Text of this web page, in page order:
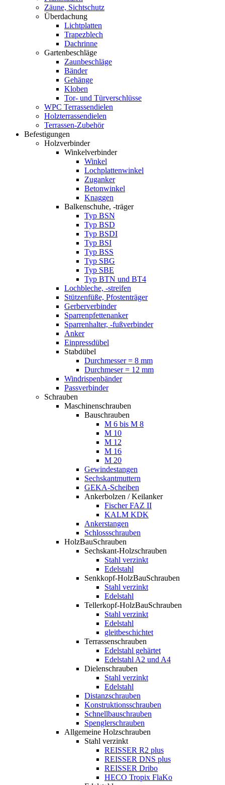
Zäune, Sichtschutz
Überdachung
Lichtplatten
Trapezblech
Dachrinne
Gartenbeschläge
Zaunbeschläge
Bänder
Gehänge
Kloben
Tor- und Türverschlüsse
WPC Terrassendielen
Holzterrassendielen
Terrassen-Zubehör
Befestigungen
Holzverbinder
Winkelverbinder
Winkel
Lochplattenwinkel
Zuganker
Betonwinkel
Knaggen
Balkenschuhe, -träger
Typ BSN
Typ BSD
Typ BSDI
Typ BSI
Typ BSS
Typ SBG
Typ SBE
Typ BTN und BT4
Lochbleche, -streifen
Stützenfüße, Pfostenträger
Gerberverbinder
Sparrenpfettenanker
Sparrenhalter, -fußverbinder
Anker
Einpressdübel
Stabdübel
Durchmesser = 8 mm
Durchmeser = 12 mm
Windrispenbänder
Passverbinder
Schrauben
Maschinenschrauben
Bauschrauben
M 6 bis M 8
M 10
M 12
M 16
M 20
Gewindestangen
Sechskantmuttern
GEKA-Scheiben
Ankerbolzen / Keilanker
Fischer FAZ II
KALM KDK
Ankerstangen
Schlossschrauben
HolzBauSchrauben
Sechskant-Holzschrauben
Stahl verzinkt
Edelstahl
Senkkopf-HolzBauSchrauben
Stahl verzinkt
Edelstahl
Tellerkopf-HolzBauSchrauben
Stahl verzinkt
Edelstahl
gleitbeschichtet
Terrassenschrauben
Edelstahl gehärtet
Edelstahl A2 und A4
Dielenschrauben
Stahl verzinkt
Edelstahl
Distanzschrauben
Konstruktionsschrauben
Schnellbauschrauben
Spenglerschrauben
Allgemeine Holzschrauben
Stahl verzinkt
REISSER R2 plus
REISSER DNS plus
REISSER Dribo
HECO Tropix FlaKo